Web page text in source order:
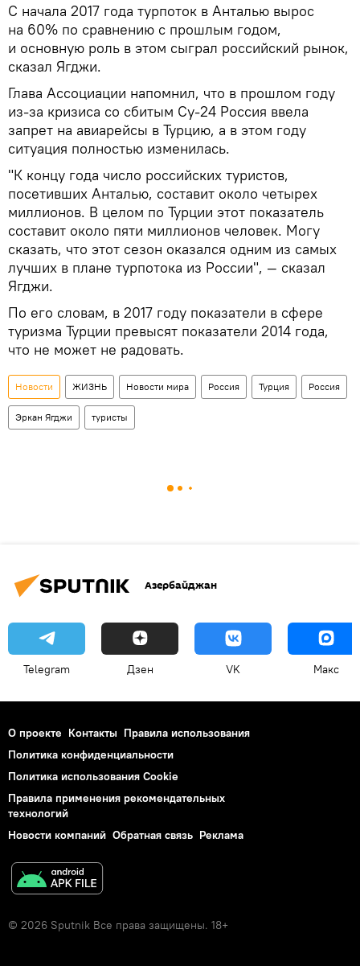
С начала 2017 года турпоток в Анталью вырос
на 60% по сравнению с прошлым годом,
и основную роль в этом сыграл российский рынок,
сказал Ягджи.
Глава Ассоциации напомнил, что в прошлом году
из-за кризиса со сбитым Су-24 Россия ввела
запрет на авиарейсы в Турцию, а в этом году
ситуация полностью изменилась.
"К концу года число российских туристов,
посетивших Анталью, составит около четырех
миллионов. В целом по Турции этот показатель
составит около пяти миллионов человек. Могу
сказать, что этот сезон оказался одним из самых
лучших в плане турпотока из России", — сказал
Ягджи.
По его словам, в 2017 году показатели в сфере
туризма Турции превысят показатели 2014 года,
что не может не радовать.
Новости ЖИЗНЬ Новости мира Россия Турция Россия
Эркан Ягджи туристы
Азербайджан
Telegram Дзен VK Макс
О проекте Контакты Правила использования
Политика конфиденциальности
Политика использования Cookie
Правила применения рекомендательных
технологий
Новости компаний Обратная связь Реклама
© 2026 Sputnik Все права защищены. 18+